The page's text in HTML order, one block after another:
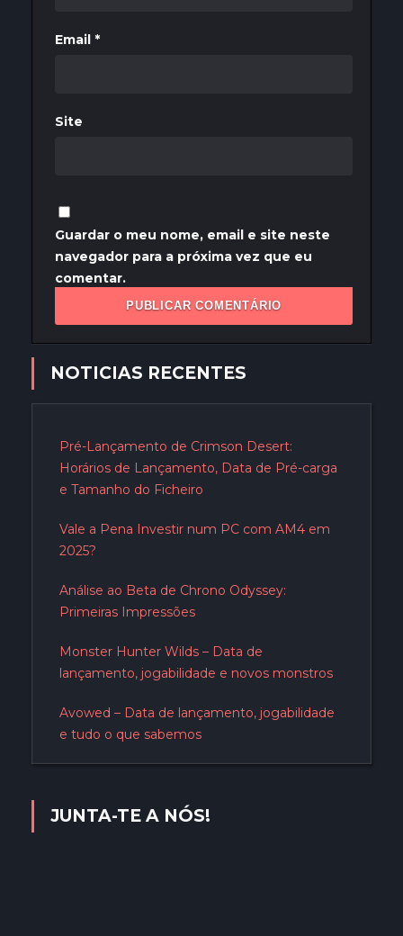
Email *
Site
Guardar o meu nome, email e site neste
navegador para a próxima vez que eu
comentar.
NOTICIAS RECENTES
Pré-Lançamento de Crimson Desert:
Horários de Lançamento, Data de Pré-carga
e Tamanho do Ficheiro
Vale a Pena Investir num PC com AM4 em
2025?
Análise ao Beta de Chrono Odyssey:
Primeiras Impressões
Monster Hunter Wilds – Data de
lançamento, jogabilidade e novos monstros
Avowed – Data de lançamento, jogabilidade
e tudo o que sabemos
JUNTA-TE A NÓS!